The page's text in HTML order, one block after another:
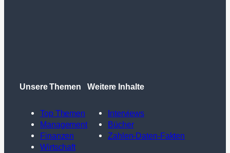
Unsere Themen
Top Themen
Management
Finanzen
Wirtschaft
Weitere Inhalte
Interviews
Bücher
Zahlen-Daten-Fakten